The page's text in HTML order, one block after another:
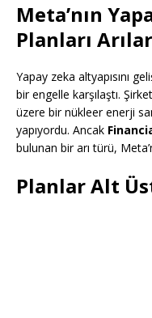
Meta’nın
Planları
Yapay zeka altyapısını
bir engelle karşılaştı.
üzere bir nükleer enerji
yapıyordu. Ancak
bulunan bir arı türü,
Planlar Alt